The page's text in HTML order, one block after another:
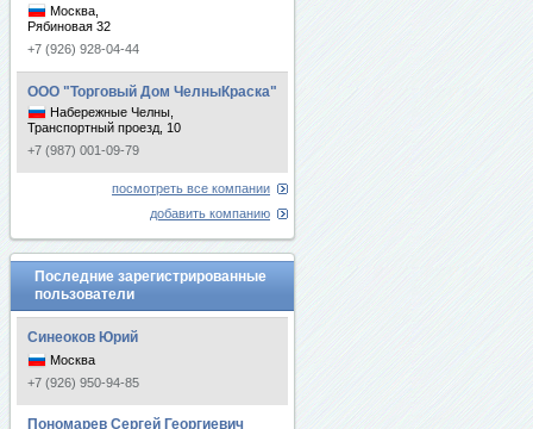
Москва,
Рябиновая 32
+7 (926) 928-04-44
ООО "Торговый Дом ЧелныКраска"
Набережные Челны,
Транспортный проезд, 10
+7 (987) 001-09-79
посмотреть все компании
добавить компанию
Последние зарегистрированные
пользователи
Синеоков Юрий
Москва
+7 (926) 950-94-85
Пономарев Сергей Георгиевич